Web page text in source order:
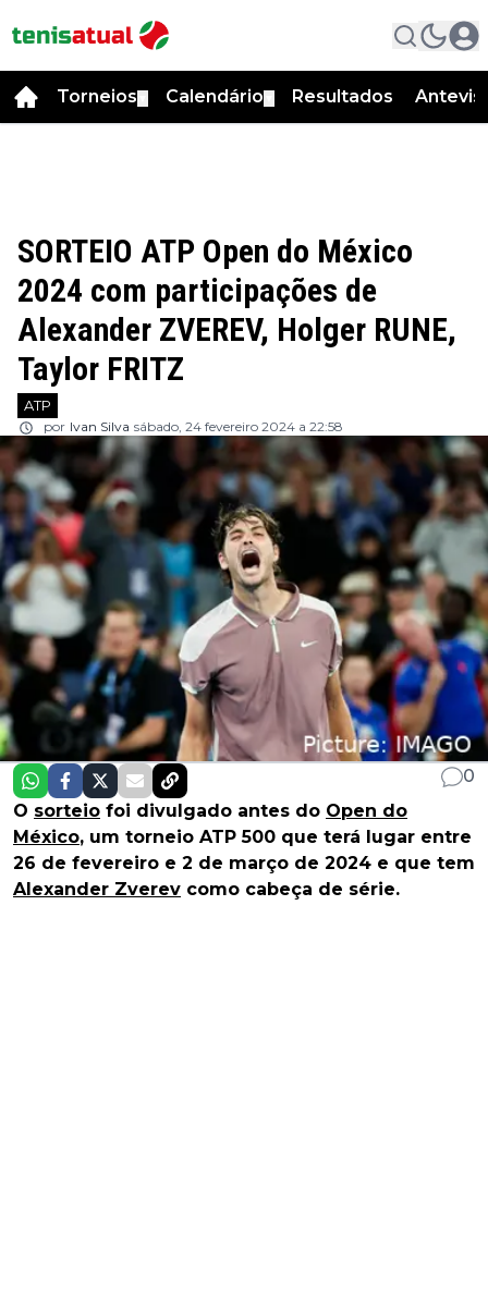
Torneios Calendário Resultados
SORTEIO ATP Open do México
2024 com participações de
Alexander ZVEREV, Holger RUNE,
Taylor FRITZ
ATP
por Ivan Silva sábado, 24 fevereiro 2024 a 22:58
0
O sorteio foi divulgado antes do Open do
México, um torneio ATP 500 que terá lugar entre
26 de fevereiro e 2 de março de 2024 e que tem
Alexander Zverev como cabeça de série.